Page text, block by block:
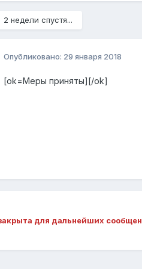
2 недели спустя...
Опубликовано: 29 января 2018
[ok=Меры приняты][/ok]
для дальнейших